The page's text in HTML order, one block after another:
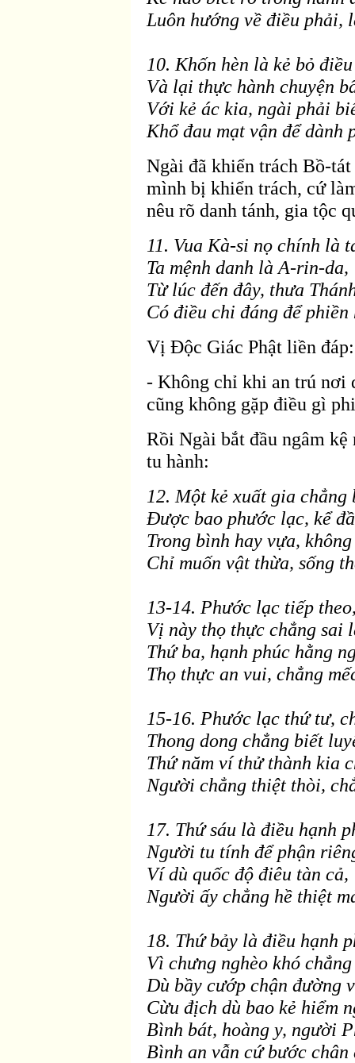
Luôn hướng về điều phải,
10. Khốn hèn là kẻ bỏ
Và lại thực hành chuyện
Với kẻ ác kia, ngài phải
Khổđau mạt vận để dành
Ngài đã khiển trách Bồ-
mình bị khiển trách, cứ
nêu rõ danh tánh, gia tộc
11. Vua Kà-si nọ chính là
Ta mệnh danh là A-rin-da,
Từ lúc đến đây, thưa
Có điều chi đáng để phiền
Vị Ðộc Giác Phật liền đáp:
- Không chỉ khi an trú nơi
cũng không gặp điều gì
Rồi Ngài bắt đầu ngâm kệ
tu hành:
12. Một kẻ xuất gia chẳng
Ðược bao phước lạc, kể
Trong bình hay vựa,
Chỉ muốn vật thừa, sống
13-14. Phước lạc tiếp
Vị này thọ thực chẳng sai
Thứ ba, hạnh phúc hằng
Thọ thực an vui, chẳng
15-16. Phước lạc thứ tư,
Thong dong chẳng biết
Thứ năm ví thử thành kia
Người chẳng thiệt thòi,
17. Thứ sáu là điều hạnh
Người tu tính để phận ri
Ví dù quốc độ điêu tàn cả,
Người ấy chẳng hề thiệt
18. Thứ bảy là điều hạnh
Vì chưng nghèo khó
Dù bầy cướp chận đường
Cừu địch dù bao kẻ hiểm
Bình bát, hoàng y, người
Bình an vẫn cứ bước chân